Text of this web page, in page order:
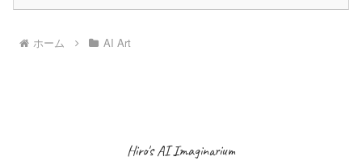
ホーム AI Art
Hiro's AI Imaginarium